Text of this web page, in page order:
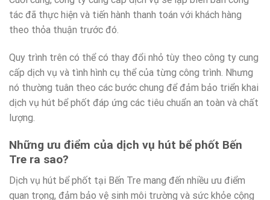
tác đã thực hiện và tiến hành thanh toán với khách hàng
theo thỏa thuận trước đó.
Quy trình trên có thể có thay đổi nhỏ tùy theo công ty cung
cấp dịch vụ và tình hình cụ thể của từng công trình. Nhưng
nó thường tuân theo các bước chung để đảm bảo triển khai
dịch vụ hút bể phốt đáp ứng các tiêu chuẩn an toàn và chất
lượng.
Những ưu điểm của dịch vụ hút bể phốt Bến
Tre ra sao?
Dịch vụ hút bể phốt tại Bến Tre mang đến nhiều ưu điểm
quan trọng, đảm bảo vệ sinh môi trường và sức khỏe cộng